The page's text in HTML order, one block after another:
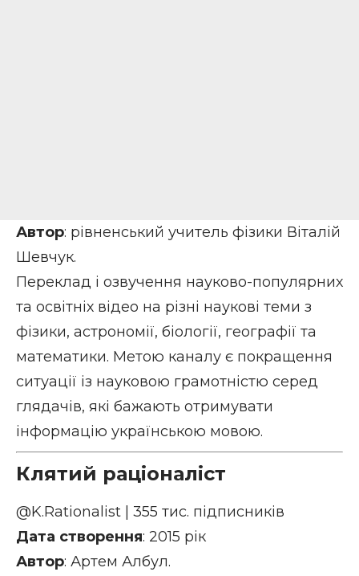
Автор: рівненський учитель фізики Віталій
Шевчук.
Переклад і озвучення науково-популярних
та освітніх відео на різні наукові теми з
фізики, астрономії, біології, географії та
математики. Метою каналу є покращення
ситуації із науковою грамотністю серед
глядачів, які бажають отримувати
інформацію українською мовою.
Клятий раціоналіст
@K.Rationalist | 355 тис. підписників
Дата створення: 2015 рік
Автор: Артем Албул.